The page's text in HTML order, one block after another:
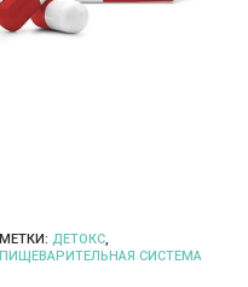
МЕТКИ:ДЕТОКС,
ПИЩЕВАРИТЕЛЬНАЯ СИСТЕМА